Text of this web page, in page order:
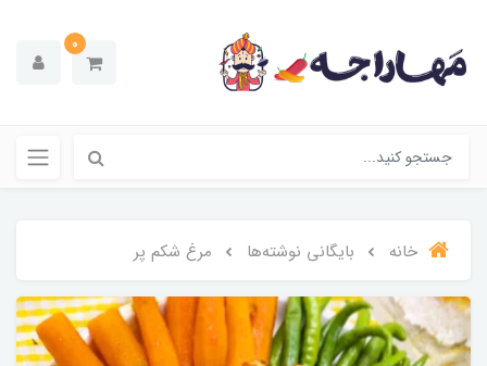
0
خانه بایگانی نوشته‌ها مرغ شکم پر